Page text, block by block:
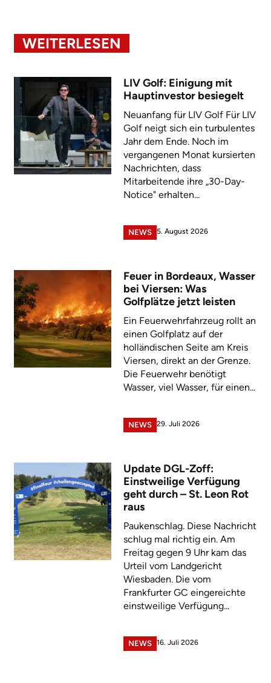
WEITERLESEN
LIV Golf: Einigung mit
Hauptinvestor besiegelt
Neuanfang für LIV Golf Für LIV
Golf neigt sich ein turbulentes
Jahr dem Ende. Noch im
vergangenen Monat kursierten
Nachrichten, dass
Mitarbeitende ihre „30-Day-
Notice" erhalten...
NEWS 5. August 2026
Feuer in Bordeaux, Wasser
bei Viersen: Was
Golfplätze jetzt leisten
Ein Feuerwehrfahrzeug rollt an
einen Golfplatz auf der
holländischen Seite am Kreis
Viersen, direkt an der Grenze.
Die Feuerwehr benötigt
Wasser, viel Wasser, für einen...
NEWS 29. Juli 2026
Update DGL-Zoff:
Einstweilige Verfügung
geht durch – St. Leon Rot
raus
Paukenschlag. Diese Nachricht
schlug mal richtig ein. Am
Freitag gegen 9 Uhr kam das
Urteil vom Landgericht
Wiesbaden. Die vom
Frankfurter GC eingereichte
einstweilige Verfügung...
NEWS 16. Juli 2026